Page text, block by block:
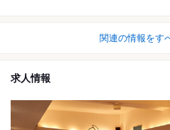
関連の情報をす
求人情報